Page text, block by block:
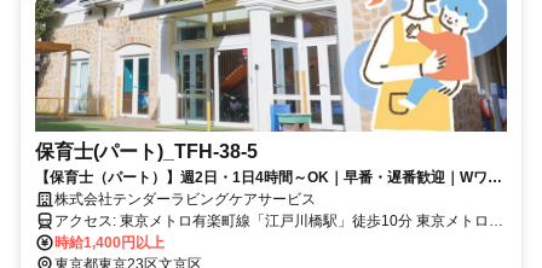
保育士(パート)_TFH-38-5
【保育士（パート）】週2日・1日4時間～OK｜早番・遅番歓迎｜Wワー
クOK｜扶養内勤務可｜未経験・ブランク歓迎
株式会社テンダーラビングケアサービス
アクセス: 東京メトロ有楽町線「江戸川橋駅」徒歩10分 東京メトロ有
楽町線「護国寺駅」徒歩13分 都電荒川線・東京メトロ東西線「早稲
時給1,400円以上